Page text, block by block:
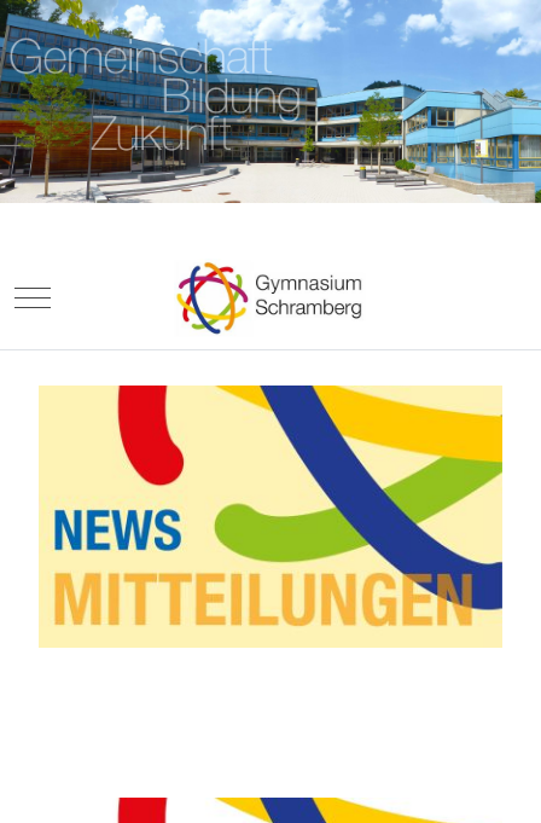
Mobile Menu Toggle